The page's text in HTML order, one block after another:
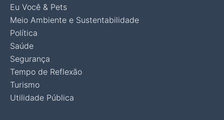
Eu Você & Pets
Meio Ambiente e Sustentabilidade
Política
Saúde
Segurança
Tempo de Reflexão
Turismo
Utilidade Pública